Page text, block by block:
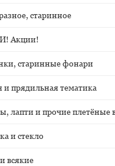
старинное
Акции!
старинные фонари
и прядильная тематика
лапти и прочие плетёные
и стекло
всякие